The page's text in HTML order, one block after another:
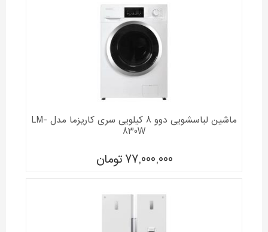
ماشین لباسشویی دوو 8 کیلویی سری کاریزما مدل LM-
830W
77,000,000 تومان